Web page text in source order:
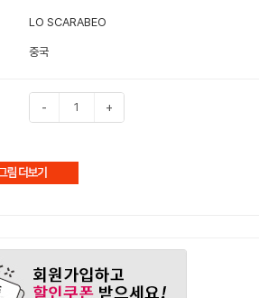
LO SCARABEO
중국
- +